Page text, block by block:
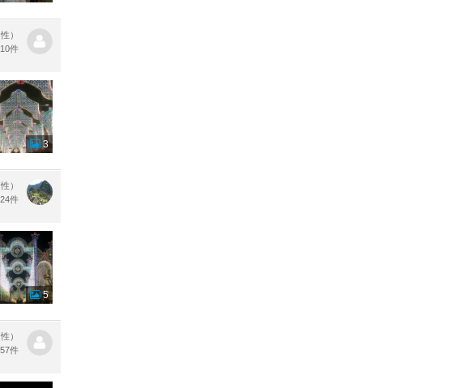
）
件
3
）
件
5
）
件